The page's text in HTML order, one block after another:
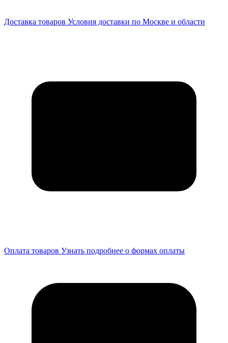
Доставка товаров Условия доставки по Москве и области
Оплата товаров Узнать подробнее о формах оплаты